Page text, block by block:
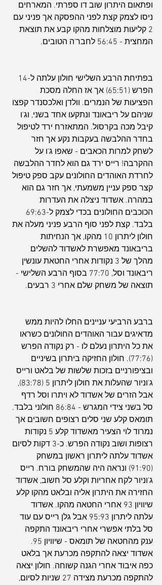
ופתאום היתרון שוב דו ספרתי. המארחים
ניסו לצמק קצת לפני ההפסקה אך פניני עם
2 קליעות מוצלחות מהקו קבע את תוצאת
המחצית - 56:45 לחבר'ה הטובים.
הפרש (65:51) אך אז החלה מסכת
הפציעות של הנמרים. וולדן ואלכסנדר קפצו
שניהם על ריבאונד ונתקעו אחד בשני, וג'ו
קיבל מכה בקרסול. המתאזרח ירד לטיפול
בחדר ההלבשה בעקבות נקע אך חזר
לשחק למרות הכאבים - שאפו ג'ו על
ההקרבה! רייס ירד גם הוא לחדר ההלבשה
לחרדת האוהדים החולונים עקב ספק טיפול
קצר ספק עניין משמעתי, אך חזר גם הוא
במהרה. אשדוד ניצלה את העדרות
בלבד. קצת לפני סוף הרבע פניני מעלה את
חולון ליתרון 10 מהקו, אך הנחיתות
בריבאונד מאפשרת לאשדוד להשלים
מהלך של 3 נקודות אחרי החטאת עונשין
ריבאונד וסל, 77:70 בסוף הרבע השלישי -
תוצאה של משחק שלם אחרי 3 רבעים.
ברבע הרביעי עניינים החלו להיות ממש
מדאיגים עבור האוהדים החולונים כשראו
את כל היתרון נעלם לו - רק נקודה הפרש
(77:76). חולון החזיקה ביתרון בשיניים
ובציפורניים בזכות שלשות של בלאט ורייס
ג'וניור שהעלות את חולון ליתרון 5 (83:78),
אבל הזרים של אשדוד לא ויתרו וסל רדף
סל בשני צידי המגרש - 86:84 חולוני בלבד.
תומאס קלע שני סלים רצופים חשובים אך
נמרוד לוי הצעיר מאשדוד קלע 5 נקודות
רצופות ושוב נקודה הפרש. כ-3 דקות לסיום
אשדוד עלתה ליתרון ראשון במשחק
(91:90) ונראה היה שהמשחק בורח. רייס
ג'וניור לקח אחריות וקלע סל חשוב, אשדוד
החזירה את היתרון אליה ובלאט מהקו קלע
שיוויון 93 אחרי החטאה מהקו. אשדוד
עלתה ליתרון 95:93 אבל גלן רייס עם עוד
סל בלתי אפשרי אחרי ריבאונד התקפה
ענק מהחטאה של תומאס - שיוויון 95.
אשדוד יצאה להתקפה מכרעת אך בלאט
כפה איבוד אחרי הגנה קשוחה. חולון יצאה
להתקפה מכרעת מצידה 27 שניות לסיום,